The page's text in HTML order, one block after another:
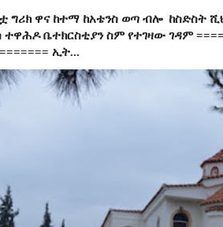
ግሪክ ዋና ከተማ ከአቴንስ ወጣ ብሎ ከስድስት
ተዋሕዶ ቤተክርስቲያን ስም የተገዛው ገዳም
ኢት...